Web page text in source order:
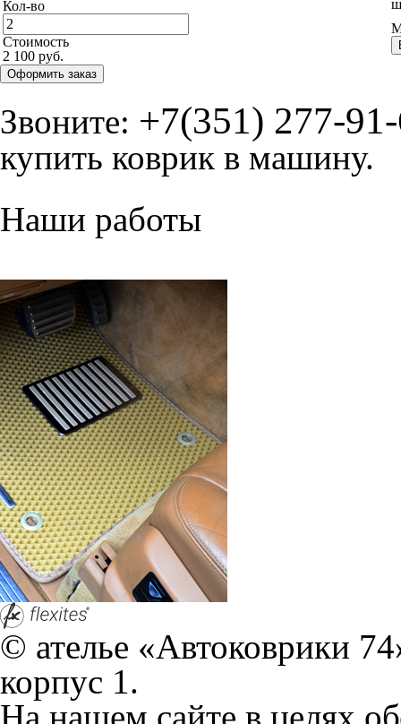
Кол-во
Стоимость
2 100 руб.
Оформить заказ
Звоните: +7(351) 277-
купить коврик в машину.
Наши работы